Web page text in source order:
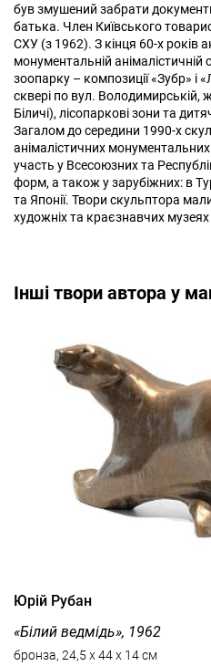
був змушений забрати
батька. Член Київського
СХУ (з 1962). З кінця 60-х років
монументальній анімалістичній
зоопарку – композиції «Зубр» і
сквері по вул. Володимирській,
Біличі), лісопаркові зони та
Загалом до середини 1990-х
анімалістичних
участь у Всесоюзних та
форм, а також у зарубіжних: в
та Японії. Твори скульптора
художніх та краєзнавчих музеях
Інші твори автора у
Юрій Рубан
«Білий ведмідь», 1962
бронза, 24,5 х 44 х 14 см